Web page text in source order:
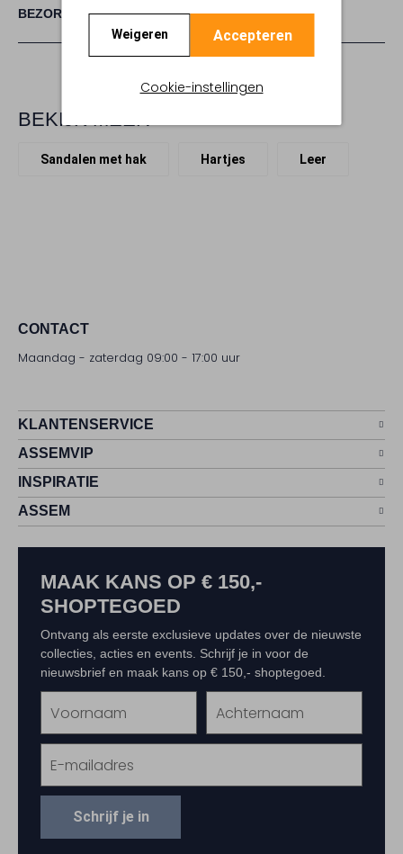
Weigeren Accepteren
Cookie-instellingen
BEZORGEN & RETOURNEREN
BEKIJK MEER
Sandalen met hak Hartjes Leer
CONTACT
Maandag - zaterdag 09:00 - 17:00 uur
KLANTENSERVICE
ASSEMVIP
INSPIRATIE
ASSEM
MAAK KANS OP € 150,-
SHOPTEGOED
Ontvang als eerste exclusieve updates over de nieuwste
collecties, acties en events. Schrijf je in voor de
nieuwsbrief en maak kans op € 150,- shoptegoed.
Schrijf je in